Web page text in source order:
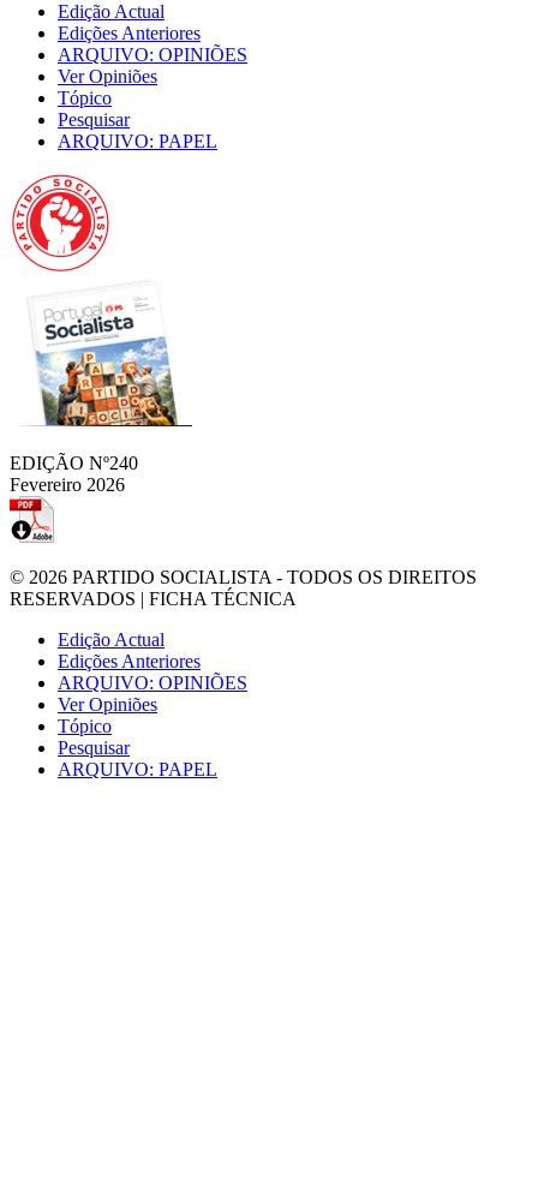
Edição Actual
Edições Anteriores
ARQUIVO: OPINIÕES
Ver Opiniões
Tópico
Pesquisar
ARQUIVO: PAPEL
EDIÇÃO Nº240
Fevereiro 2026
© 2026 PARTIDO SOCIALISTA - TODOS OS DIREITOS
RESERVADOS | FICHA TÉCNICA
Edição Actual
Edições Anteriores
ARQUIVO: OPINIÕES
Ver Opiniões
Tópico
Pesquisar
ARQUIVO: PAPEL